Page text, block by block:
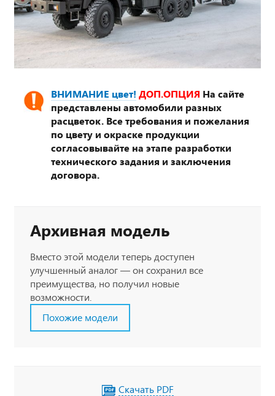
ВНИМАНИЕ цвет! ДОП.ОПЦИЯ На сайте
представлены автомобили разных
расцветок. Все требования и пожелания
по цвету и окраске продукции
согласовывайте на этапе разработки
технического задания и заключения
договора.
Архивная модель
Вместо этой модели теперь доступен
улучшенный аналог — он сохранил все
преимущества, но получил новые
возможности.
Похожие модели
Скачать PDF